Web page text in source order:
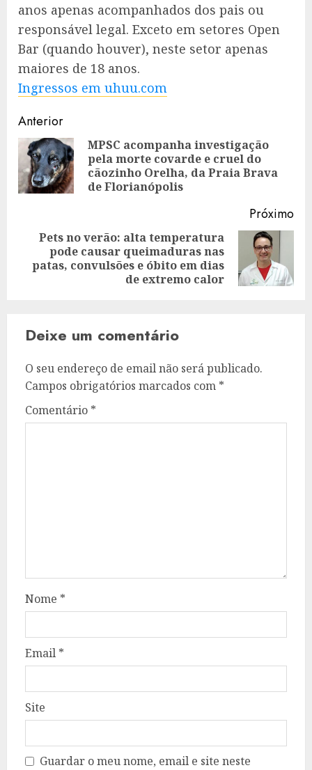
anos apenas acompanhados dos pais ou
responsável legal. Exceto em setores Open
Bar (quando houver), neste setor apenas
maiores de 18 anos.
Ingressos em uhuu.com
Navegação
de
artigos
Anterior
MPSC acompanha investigação
pela morte covarde e cruel do
cãozinho Orelha, da Praia Brava
de Florianópolis
Próximo
Artigo
seguinte:
Pets no verão: alta temperatura
pode causar queimaduras nas
patas, convulsões e óbito em dias
de extremo calor
Deixe um comentário
O seu endereço de email não será publicado.
Campos obrigatórios marcados com *
Comentário *
Nome *
Email *
Site
Guardar o meu nome, email e site neste